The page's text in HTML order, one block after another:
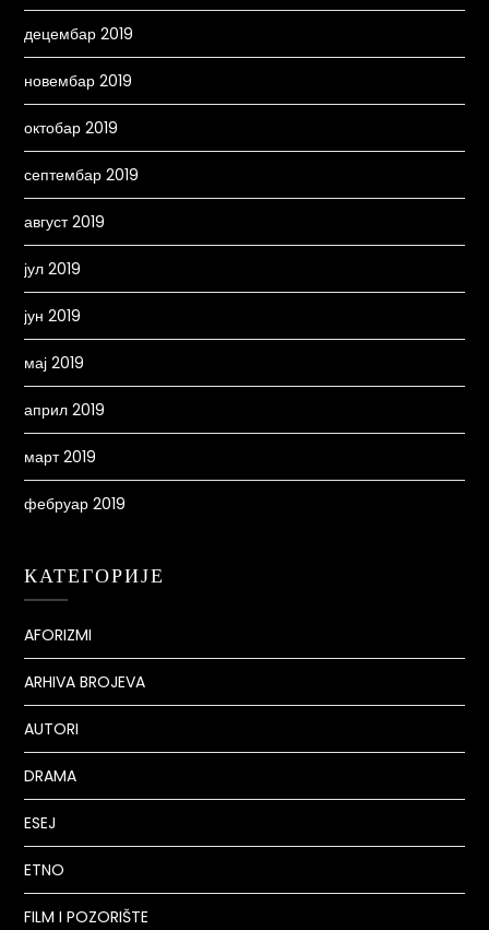
децембар 2019
новембар 2019
октобар 2019
септембар 2019
август 2019
јул 2019
јун 2019
мај 2019
април 2019
март 2019
фебруар 2019
КАТЕГОРИЈЕ
AFORIZMI
ARHIVA BROJEVA
AUTORI
DRAMA
ESEJ
ETNO
FILM I POZORIŠTE